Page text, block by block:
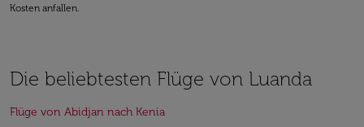
Kosten anfallen.
Die beliebtesten Flüge von Luanda
Flüge von Abidjan nach Kenia